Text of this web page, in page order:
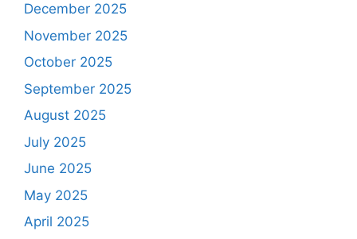
December 2025
November 2025
October 2025
September 2025
August 2025
July 2025
June 2025
May 2025
April 2025